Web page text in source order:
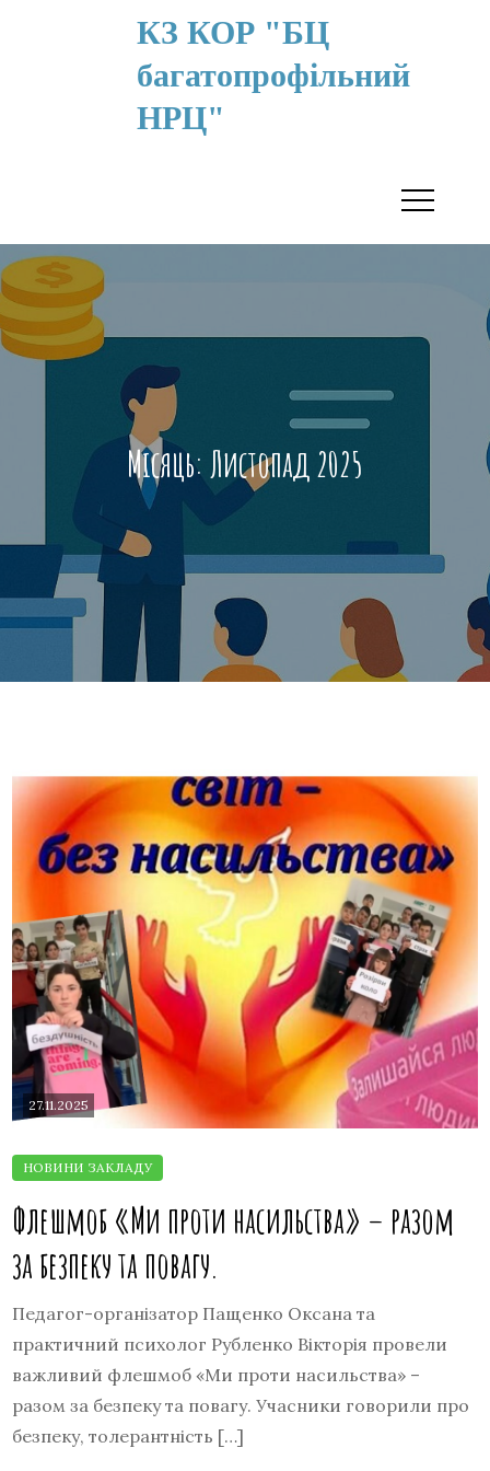
КЗ КОР "БЦ
багатопрофільний
НРЦ"
Місяць: Листопад 2025
27.11.2025
Флешмоб «Ми проти насильства» – разом
за безпеку та повагу.
Педагог-організатор Пащенко Оксана та
практичний психолог Рубленко Вікторія провели
важливий флешмоб «Ми проти насильства» –
разом за безпеку та повагу. Учасники говорили про
безпеку, толерантність […]